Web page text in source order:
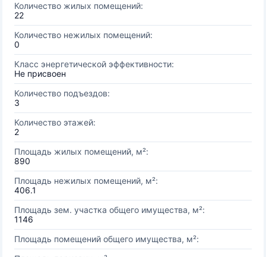
Количество жилых помещений:
22
Количество нежилых помещений:
0
Класс энергетической эффективности:
Не присвоен
Количество подъездов:
3
Количество этажей:
2
Площадь жилых помещений, м²:
890
Площадь нежилых помещений, м²:
406.1
Площадь зем. участка общего имущества, м²:
1146
Площадь помещений общего имущества, м²: